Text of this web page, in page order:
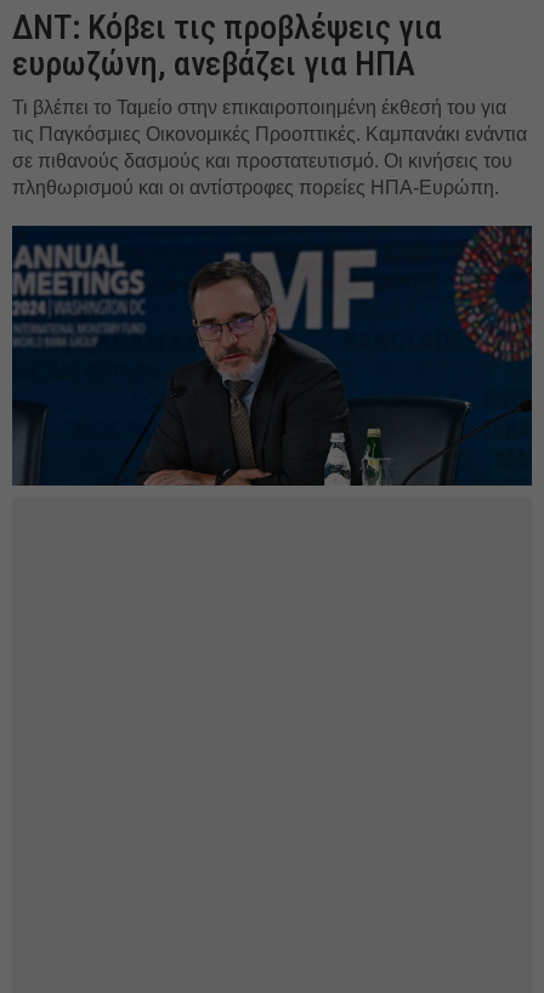
ΔΝΤ: Κόβει τις προβλέψεις για
ευρωζώνη, ανεβάζει για ΗΠΑ
Τι βλέπει το Ταμείο στην επικαιροποιημένη έκθεσή του για
τις Παγκόσμιες Οικονομικές Προοπτικές. Καμπανάκι ενάντια
σε πιθανούς δασμούς και προστατευτισμό. Οι κινήσεις του
πληθωρισμού και οι αντίστροφες πορείες ΗΠΑ-Ευρώπη.